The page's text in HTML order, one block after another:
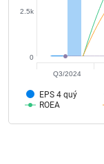
EPS 4 quý
ROEA
0
2.5k
Q3/2024
cáo
phân